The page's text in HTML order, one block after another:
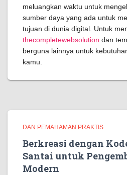
meluangkan waktu untuk
sumber daya yang ada untuk
tujuan di dunia digital. Untuk
thecompletewebsolution dan
berguna lainnya untuk
kamu.
DAN PEMAHAMAN PRAKTIS
Berkreasi dengan
Santai untuk
Modern